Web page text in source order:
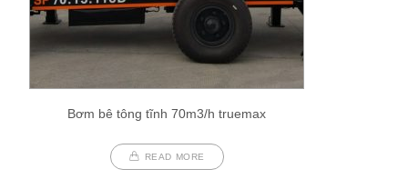
Bơm bê tông tĩnh 70m3/h truemax
READ MORE